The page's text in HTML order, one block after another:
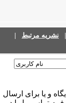
نشریه مرتبط|
و یا برای ارسال